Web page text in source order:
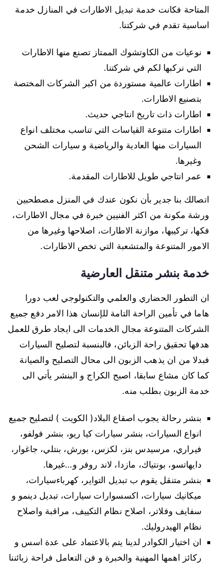
المتاحة فكانت خدمة تبديل الاطارات في المنازل خدمة
اساسية تقدم في شركتنا.
نوعيات من الكاوتشوك الممتاز تصنع منها الاطارات
التي نركبها لكم في شركتنا.
اطارات عالمية مستوردة من اكبر الشركات المختصة
بتصنيع الاطارات.
اطارات ذات تاريخ انتاجي حديث.
اطارات متنوعة القياسات التي تناسب مختلف انواع
السيارات منها العادية والرياضية و سيارات الشحن
وغيرها.
عمر انتاجي طويل للاطارات المقدمة.
اتصالك بنا جدير بأن نكون عندك في المنزل مصطحبين
ورشة مكونة من اكثر الفنيين خبرة في مجال الاطارات،
فكها، تركيبها، موازنة الاطارات، اصلاحها وغيرها من
الامور المتنوعة والمتشعبة التي تخص الاطارات.
خدمة بنشر متنقل العارضية
ان التطور الحضاري والعلمي والتكنولوجي لعب دورا
هاما في تأمين الراحة التامة للإنسان هذا الامر دفع جميع
الشركات المتنوعة مجال الخدمات الى ايجاد طرق للعمل
هدفها تحقيق راحة الزبائن، فالبنسبة لتصليح السيارات
فبدلا من ان يذهب الزبون الى محال التصليح والصيانة
كما كان مشاع سابقا، اصبح الكراج و البنشر يأتي الى
خدمة الزبون بطلب منه.
بنشر رحالة يجوب اصقاع البلاد( الكويت ) لتصليح جميع
انواع السيارات، بنشر سيارات كيا ريو، بنشر فولفو،
فيراري، مرسيدس بنز، لكزس، بورش، بنتلي، جاغوار،
دايهاتسو، بونتياك، مازدا، لاند روفر و…غيرها.
بنشر متنقل يقوم ب تبديل التواير، كهرباءسيارات،
ميكانيك سيارات، اكسسوارات سيارات، تبديل دينمو و
سفايف وفلاتر، اصلاح نظام التكييف، مراقبة واصلاح
نظام الهيدروليك.
ان اختيار الكوادر لدينا يتم بالاعتماد على عدة اسس و
ركائز اهمها المهنية والخبرة و فن التعامل فراحة زبائننا